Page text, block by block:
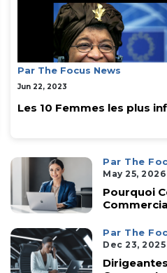
Par The Focus News
Jan 07, 2024
Pourquoi est-il positif que
Par The
May 25, 2026
Pourquoi
Par The
Dec 23, 2025